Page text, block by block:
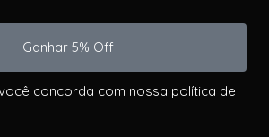
Ganhar 5% Off
concorda com nossa política de